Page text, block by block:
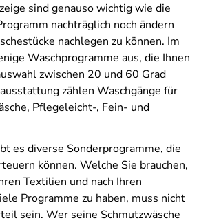
sind genauso wichtig wie die
nachträglich noch ändern
nachlegen zu können. Im
Waschprogramme aus, die Ihnen
zwischen 20 und 60 Grad
zählen Waschgänge für
Pflegeleicht-, Fein- und
es diverse Sonderprogramme, die
können. Welche Sie brauchen,
Textilien und nach Ihren
Programme zu haben, muss nicht
sein. Wer seine Schmutzwäsche